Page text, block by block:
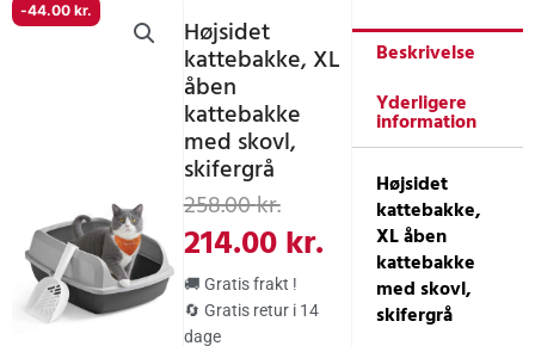
-44.00 kr.
Højsidet
kattebakke, XL
åben
kattebakke
med skovl,
skifergrå
258.00kr.Den
oprindelige
pris
var:
214.00kr.
Den
aktuelle
🚚 Gratis frakt !
🔄 Gratis retur i 14
dage
Beskrivelse
Yderligere
information
Højsidet
kattebakke,
XL åben
kattebakke
med skovl,
skifergrå